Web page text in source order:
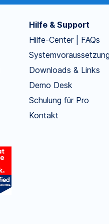
Hilfe & Support
Hilfe-Center | FAQs
Downloads & Links
Demo Desk
Schulung für Pro
Kontakt